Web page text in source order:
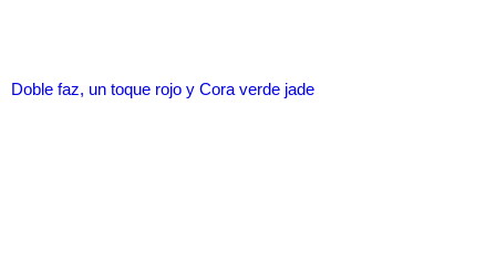
Doble faz, un toque rojo y Cora verde jade